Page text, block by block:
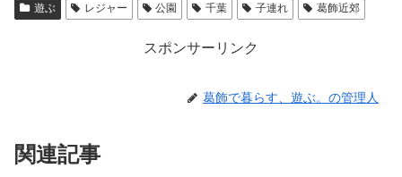
遊ぶ レジャー 公園 千葉 子連れ 葛飾近郊
スポンサーリンク
葛飾で暮らす、遊ぶ。の管理人
関連記事